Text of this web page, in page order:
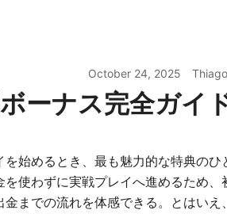
October 24, 2025
ーナス完全ガイ
を始めるとき、最も魅力的な特典のひ
を使わずに実戦プレイへ進めるため
までの流れを体感できる。とはい